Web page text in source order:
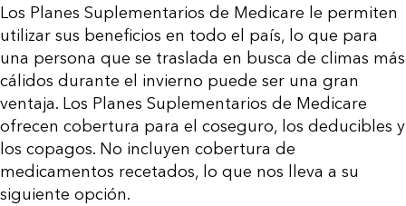
Los Planes Suplementarios de Medicare le permiten
utilizar sus beneficios en todo el país, lo que para
una persona que se traslada en busca de climas más
cálidos durante el invierno puede ser una gran
ventaja. Los Planes Suplementarios de Medicare
ofrecen cobertura para el coseguro, los deducibles y
los copagos. No incluyen cobertura de
medicamentos recetados, lo que nos lleva a su
siguiente opción.